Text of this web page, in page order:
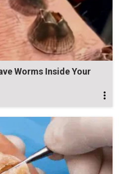
Worms Inside Your